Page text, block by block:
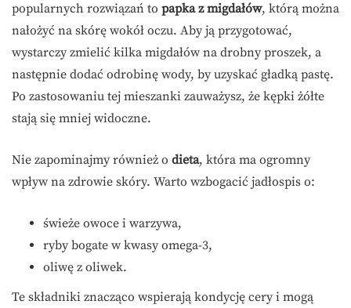
popularnych rozwiązań to papka z migdałów, którą można
nałożyć na skórę wokół oczu. Aby ją przygotować,
wystarczy zmielić kilka migdałów na drobny proszek, a
następnie dodać odrobinę wody, by uzyskać gładką pastę.
Po zastosowaniu tej mieszanki zauważysz, że kępki żółte
stają się mniej widoczne.
Nie zapominajmy również o dieta, która ma ogromny
wpływ na zdrowie skóry. Warto wzbogacić jadłospis o:
świeże owoce i warzywa,
ryby bogate w kwasy omega-3,
oliwę z oliwek.
Te składniki znacząco wspierają kondycję cery i mogą